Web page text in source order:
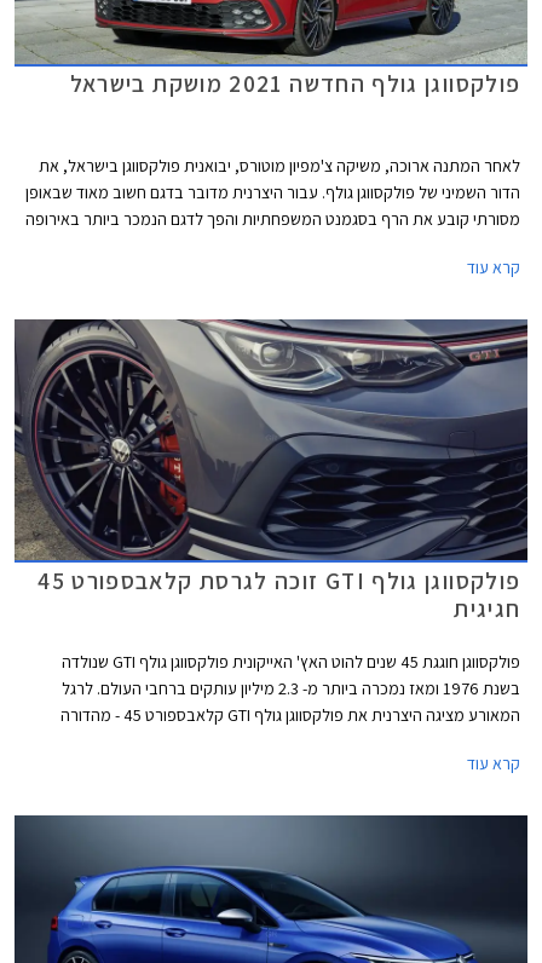
פולקסווגן גולף החדשה 2021 מושקת בישראל
לאחר המתנה ארוכה, משיקה צ'מפיון מוטורס, יבואנית פולקסווגן בישראל, את
הדור השמיני של פולקסווגן גולף. עבור היצרנית מדובר בדגם חשוב מאוד שבאופן
מסורתי קובע את הרף בסגמנט המשפחתיות והפך לדגם הנמכר ביותר באירופה
פולקסווגן שומר על אותו מתכון מוצלח אך מותאם לזמננו וכולל תא נוסעים חדשני
ומערכות בטיחות אקטיביות מתקדמות המאפשרות נהיגה חצי-אוטונומית.
קרא עוד
פולקסווגן גולף GTI זוכה לגרסת קלאבספורט 45
חגיגית
פולקסווגן חוגגת 45 שנים להוט האץ' האייקונית פולקסווגן גולף GTI שנולדה
בשנת 1976 ומאז נמכרה ביותר מ- 2.3 מיליון עותקים ברחבי העולם. לרגל
המאורע מציגה היצרנית את פולקסווגן גולף GTI קלאבספורט 45 - מהדורה
אדום, ספוילר אחורי מוגדל, מראות בצבע שחור מבריק, ומדבקות מעוצבות
קרא עוד